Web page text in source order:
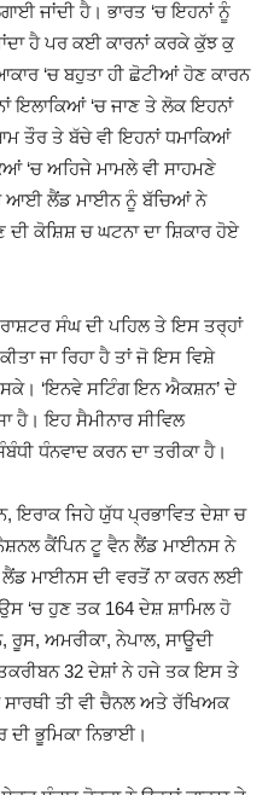
ਜਾਂਦੀ ਹੈ। ਭਾਰਤ ‘ਚ ਇਹਨਾਂ ਨੂੰ
ਹੈ ਪਰ ਕਈ ਕਾਰਨਾਂ ਕਰਕੇ ਕੁੱਝ ਕੁ
‘ਚ ਬਹੁਤਾ ਹੀ ਛੋਟੀਆਂ ਹੋਣ ਕਾਰਨ
ਇਲਾਕਿਆਂ ‘ਚ ਜਾਣ ਤੇ ਲੋਕ ਇਹਨਾਂ
ਤੌਰ ਤੇ ਬੱਚੇ ਵੀ ਇਹਨਾਂ ਧਮਾਕਿਆਂ
‘ਚ ਅਹਿਜੇ ਮਾਮਲੇ ਵੀ ਸਾਹਮਣੇ
ਆਈ ਲੈਂਡ ਮਾਈਨ ਨੂੰ ਬੱਚਿਆਂ ਨੇ
ਕੋਸ਼ਿਸ਼ ਚ ਘਟਨਾ ਦਾ ਸ਼ਿਕਾਰ ਹੋਏ
ਸੰਘ ਦੀ ਪਹਿਲ ਤੇ ਇਸ ਤਰ੍ਹਾਂ
ਜਾ ਰਿਹਾ ਹੈ ਤਾਂ ਜੋ ਇਸ ਵਿਸ਼ੇ
ਸਕੇ। ‘ਇਨਵੇ ਸਟਿੰਗ ਇਨ ਐਕਸ਼ਨ’ ਦੇ
ਹੈ। ਇਹ ਸੈਮੀਨਾਰ ਸੀਵਿਲ
ਧੰਨਵਾਦ ਕਰਨ ਦਾ ਤਰੀਕਾ ਹੈ।
ਇਰਾਕ ਜਿਹੇ ਯੁੱਧ ਪ੍ਰਭਾਵਿਤ ਦੇਸ਼ਾ ਚ
ਕੈਂਪਿਨ ਟੂ ਵੈਨ ਲੈਂਡ ਮਾਈਨਸ ਨੇ
ਮਾਈਨਸ ਦੀ ਵਰਤੋਂ ਨਾ ਕਰਨ ਲਈ
‘ਚ ਹੁਣ ਤਕ 164 ਦੇਸ਼ ਸ਼ਾਮਿਲ ਹੋ
ਰੂਸ, ਅਮਰੀਕਾ, ਨੇਪਾਲ, ਸਾਊਦੀ
32 ਦੇਸ਼ਾਂ ਨੇ ਹਜੇ ਤਕ ਇਸ ਤੇ
ਸਾਰਥੀ ਤੀ ਵੀ ਚੈਨਲ ਅਤੇ ਰੱਖਿਅਕ
ਭੂਮਿਕਾ ਨਿਭਾਈ।